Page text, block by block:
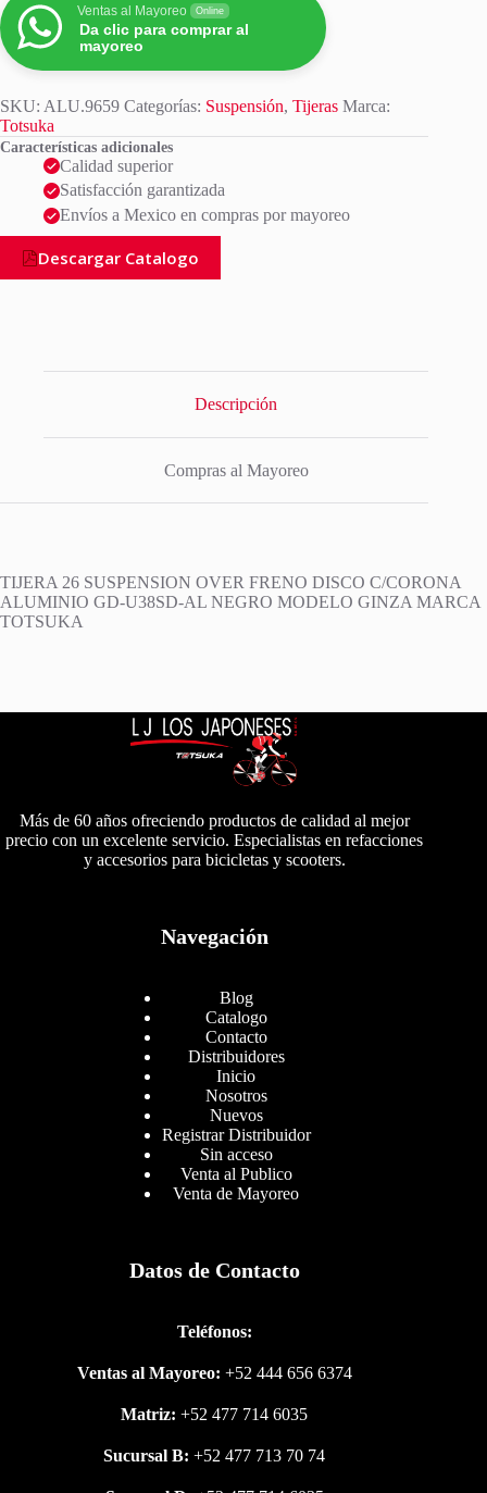
Ventas al Mayoreo Online
Da clic para comprar al
mayoreo
SKU: ALU.9659 Categorías: Suspensión, Tijeras Marca:
Totsuka
Características adicionales
Calidad superior
Satisfacción garantizada
Envíos a Mexico en compras por mayoreo
Descargar Catalogo
Descripción
Compras al Mayoreo
TIJERA 26 SUSPENSION OVER FRENO DISCO C/CORONA
ALUMINIO GD-U38SD-AL NEGRO MODELO GINZA MARCA
TOTSUKA
Más de 60 años ofreciendo productos de calidad al mejor
precio con un excelente servicio. Especialistas en refacciones
y accesorios para bicicletas y scooters.
Navegación
Blog
Catalogo
Contacto
Distribuidores
Inicio
Nosotros
Nuevos
Registrar Distribuidor
Sin acceso
Venta al Publico
Venta de Mayoreo
Datos de Contacto
Teléfonos:
Ventas al Mayoreo: +52 444 656 6374
Matriz: +52 477 714 6035
Sucursal B:+52 477 713 70 74